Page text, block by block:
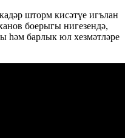
шторм кисәтүе игълан
боерыгы нигезендә,
һәм барлык юл хезмәтләре